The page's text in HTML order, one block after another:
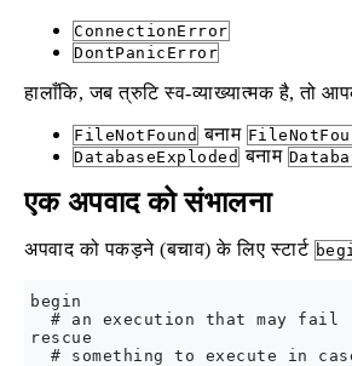
ConnectionError
DontPanicError
हालाँकि, जब त्रुटि स्व-व्याख्यात्मक है, तो
FileNotFound बनाम
DatabaseExploded बनाम
एक अपवाद को संभालना
अपवाद को पकड़ने (बचाव) के लिए स्टार्ट
begin
  # an execution that may fail
rescue
# something to execute in